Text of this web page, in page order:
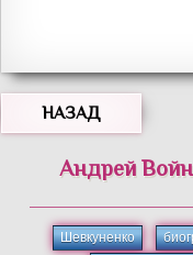
НАЗАД
Андрей
Шевкуненко